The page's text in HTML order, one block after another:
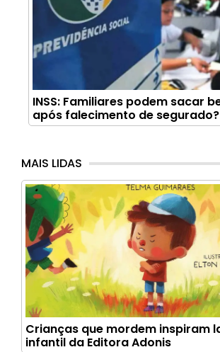
INSS: Familiares podem sacar
após falecimento de segurado?
MAIS LIDAS
Crianças que mordem inspiram
infantil da Editora Adonis